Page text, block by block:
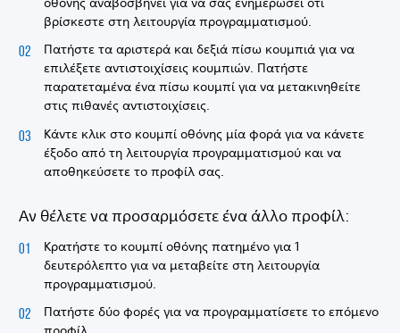
βρίσκεστε στη λειτουργία προγραμματισμού.
Πατήστε τα αριστερά και δεξιά πίσω κουμπιά για να
επιλέξετε αντιστοιχίσεις κουμπιών. Πατήστε
παρατεταμένα ένα πίσω κουμπί για να μετακινηθείτε
στις πιθανές αντιστοιχίσεις.
Κάντε κλικ στο κουμπί οθόνης μία φορά για να κάνετε
έξοδο από τη λειτουργία προγραμματισμού και να
αποθηκεύσετε το προφίλ σας.
Αν θέλετε να προσαρμόσετε ένα άλλο προφίλ:
Κρατήστε το κουμπί οθόνης πατημένο για 1
δευτερόλεπτο για να μεταβείτε στη λειτουργία
προγραμματισμού.
Πατήστε δύο φορές για να προγραμματίσετε το επόμενο